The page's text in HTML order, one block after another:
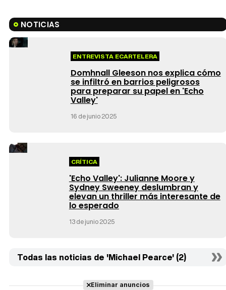
NOTICIAS
ENTREVISTA ECARTELERA
Domhnall Gleeson nos explica cómo
se infiltró en barrios peligrosos
para preparar su papel en 'Echo
Valley'
16 de junio 2025
CRÍTICA
'Echo Valley': Julianne Moore y
Sydney Sweeney deslumbran y
elevan un thriller más interesante de
lo esperado
13 de junio 2025
Todas las noticias de 'Michael Pearce' (2)
Eliminar anuncios